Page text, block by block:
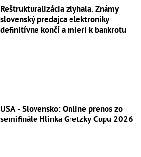
Reštrukturalizácia zlyhala. Známy
slovenský predajca elektroniky
definitívne končí a mieri k bankrotu
USA - Slovensko: Online prenos zo
semifinále Hlinka Gretzky Cupu 2026